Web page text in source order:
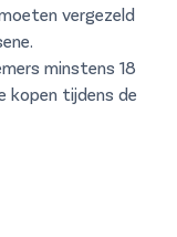
vergezeld
minstens 18
kopen tijdens de